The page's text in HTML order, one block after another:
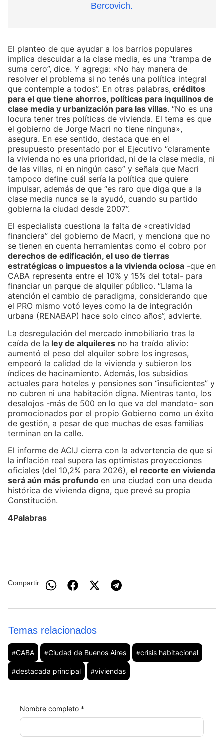
Bercovich.
El planteo de que ayudar a los barrios populares
implica descuidar a la clase media, es una “trampa de
suma cero”, dice. Y agrega: «No hay manera de
resolver el problema si no tenés una política integral
que contemple a todos”. En otras palabras, créditos
para el que tiene ahorros, políticas para inquilinos de
clase media y urbanización para las villas. “No es una
locura tener tres políticas de vivienda. El tema es que
el gobierno de Jorge Macri no tiene ninguna»,
asegura. En ese sentido, destaca que en el
presupuesto presentado por el Ejecutivo “claramente
la vivienda no es una prioridad, ni de la clase media, ni
de las villas, ni en ningún caso” y señala que Macri
tampoco define cuál sería la política que quiere
impulsar, además de que “es raro que diga que a la
clase media nunca se la ayudó, cuando su partido
gobierna la ciudad desde 2007”.
El especialista cuestiona la falta de «creatividad
financiera” del gobierno de Macri, y menciona que no
se tienen en cuenta herramientas como el cobro por
derechos de edificación, el uso de tierras
estratégicas o impuestos a la vivienda ociosa -que en
CABA representa entre el 10% y 15% del total- para
financiar un parque de alquiler público. “Llama la
atención el cambio de paradigma, considerando que
el PRO mismo votó leyes como la de integración
urbana (RENABAP) hace solo cinco años”, advierte.
La desregulación del mercado inmobiliario tras la
caída de la ley de alquileres no ha traído alivio:
aumentó el peso del alquiler sobre los ingresos,
empeoró la calidad de la vivienda y subieron los
índices de hacinamiento. Además, los subsidios
actuales para hoteles y pensiones son “insuficientes” y
no cubren ni una habitación digna. Mientras tanto, los
desalojos -más de 500 en lo que va del mandato- son
promocionados por el propio Gobierno como un éxito
de gestión, a pesar de que muchas de esas familias
terminan en la calle.
El informe de ACIJ cierra con la advertencia de que si
la inflación real supera las optimistas proyecciones
oficiales (del 10,2% para 2026), el recorte en vivienda
será aún más profundo en una ciudad con una deuda
histórica de vivienda digna, que prevé su propia
Constitución.
4Palabras
Compartir:
Temas relacionados
#CABA #Ciudad de Buenos Aires #crisis habitacional
#destacada principal #viviendas
Nombre completo *